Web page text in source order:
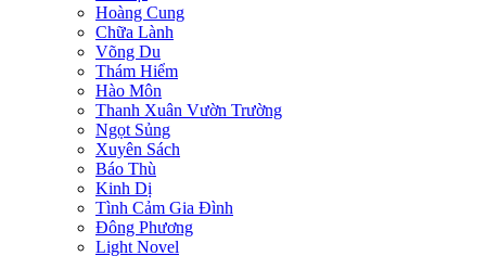
Hoàng Cung
Chữa Lành
Võng Du
Thám Hiểm
Hào Môn
Thanh Xuân Vườn Trường
Ngọt Sủng
Xuyên Sách
Báo Thù
Kinh Dị
Tình Cảm Gia Đình
Đông Phương
Light Novel